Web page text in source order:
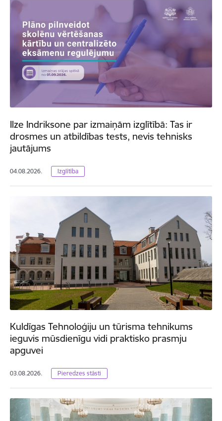
Ilze Indriksone par izmaiņām izglītībā: Tas ir
drosmes un atbildības tests, nevis tehnisks
jautājums
04.08.2026. Izglītība
Kuldīgas Tehnoloģiju un tūrisma tehnikums
ieguvis mūsdienīgu vidi praktisko prasmju
apguvei
03.08.2026. Pieredzes stāsti